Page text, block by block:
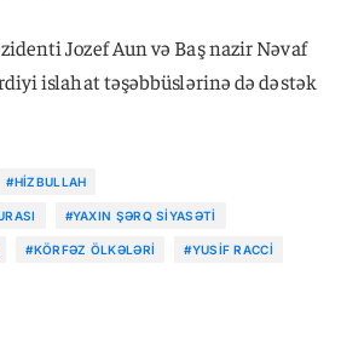
Jozef Aun və Baş nazir Nəvaf
islahat təşəbbüslərinə də dəstək
#HIZBULLAH
#YAXIN ŞƏRQ SIYASƏTI
#KÖRFƏZ ÖLKƏLƏRI #YUSIF RACCI